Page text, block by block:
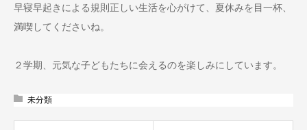
早寝早起きによる規則正しい生活を心がけて、夏休みを目一杯、
満喫してくださいね。
２学期、元気な子どもたちに会えるのを楽しみにしています。
未分類